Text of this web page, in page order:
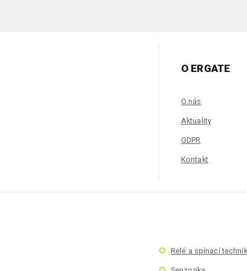
O ERGATE
O nás
Aktuality
GDPR
Kontakt
Relé a spínací